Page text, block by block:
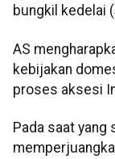
bungkil kedelai (
AS
kebijakan
proses aksesi
Pada saat yang